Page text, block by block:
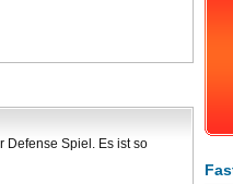
Defense Spiel. Es ist so